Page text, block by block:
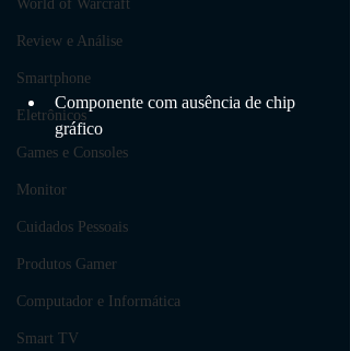
World of Warcraft
Review e Análise
Smartphone
Eletrônicos
Games e Consoles
Monitor
Cuidados Pessoais
Produtos Gamer
Computador e Informática
Smart TV
Componente com ausência de chip
gráfico